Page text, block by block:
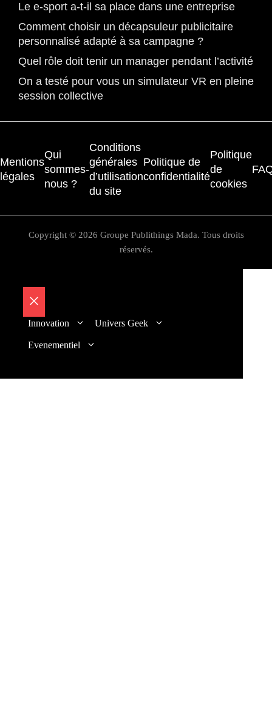
Le e-sport a-t-il sa place dans une entreprise
Comment choisir un décapsuleur publicitaire
personnalisé adapté à sa campagne ?
Quel rôle doit tenir un manager pendant l’activité
On a testé pour vous un simulateur VR en pleine
session collective
Mentions
légales
Qui
sommes-
nous ?
Conditions
générales
d’utilisation
du site
Politique de
confidentialité
Politique
de
cookies
Copyright © 2026 Groupe Publithings Mada. Tous droits
réservés.
Fermer
Innovation Univers Geek
Evenementiel